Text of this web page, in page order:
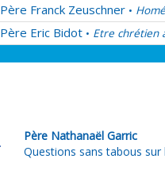
Père Franck Zeuschner •
Père Eric Bidot • Etre chrétien
Père Nathanaël Garric
Questions sans tabous